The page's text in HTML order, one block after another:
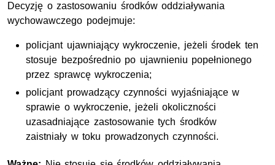
Decyzję o zastosowaniu środków oddziaływania
wychowawczego podejmuje:
policjant ujawniający wykroczenie, jeżeli środek ten
stosuje bezpośrednio po ujawnieniu popełnionego
przez sprawcę wykroczenia;
policjant prowadzący czynności wyjaśniające w
sprawie o wykroczenie, jeżeli okoliczności
uzasadniające zastosowanie tych środków
zaistniały w toku prowadzonych czynności.